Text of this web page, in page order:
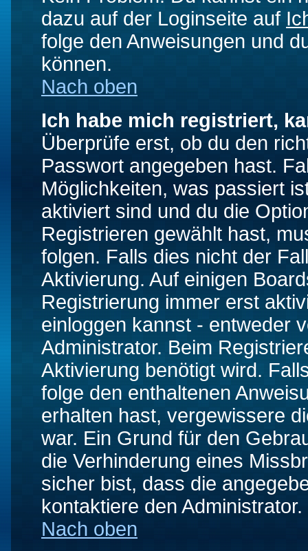
dazu auf der Loginseite auf
folge den Anweisungen und
können.
Nach oben
Ich habe mich registriert,
Überprüfe erst, ob du den
Passwort angegeben hast.
Möglichkeiten, was passiert
aktiviert sind und du die
Registrieren gewählt hast,
folgen. Falls dies nicht der
Aktivierung. Auf einigen
Registrierung immer erst
einloggen kannst - entweder
Administrator. Beim
Aktivierung benötigt wird.
folge den enthaltenen
erhalten hast, vergewissere
war. Ein Grund für den
die Verhinderung eines
sicher bist, dass die
kontaktiere den Administrator.
Nach oben